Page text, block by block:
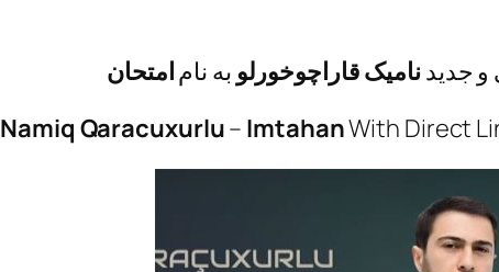
و جدیدنامیک قاراچوخورلو به نامامتحان
Namiq Qaracuxurlu– ImtahanWith Direct